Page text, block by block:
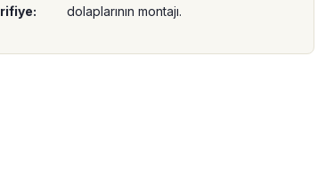
dolaplarının montajı.